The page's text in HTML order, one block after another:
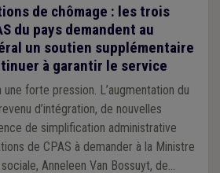
de chômage : les trois
du pays demandent au
un soutien supplémentaire
à garantir le service
forte pression. L’augmentation du
d’intégration, de nouvelles
de CPAS à demander à la Ministre
Anneleen Van Bossuyt, de